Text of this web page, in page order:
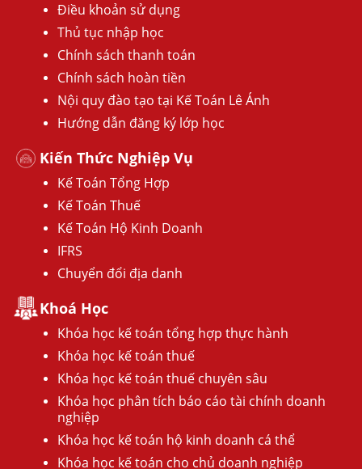
Điều khoản sử dụng
Thủ tục nhập học
Chính sách thanh toán
Chính sách hoàn tiền
Nội quy đào tạo tại Kế Toán Lê Ánh
Hướng dẫn đăng ký lớp học
Kiến Thức Nghiệp Vụ
Kế Toán Tổng Hợp
Kế Toán Thuế
Kế Toán Hộ Kinh Doanh
IFRS
Chuyển đổi địa danh
Khoá Học
Khóa học kế toán tổng hợp thực hành
Khóa học kế toán thuế
Khóa học kế toán thuế chuyên sâu
Khóa học phân tích báo cáo tài chính doanh
nghiệp
Khóa học kế toán hộ kinh doanh cá thể
Khóa học kế toán cho chủ doanh nghiệp